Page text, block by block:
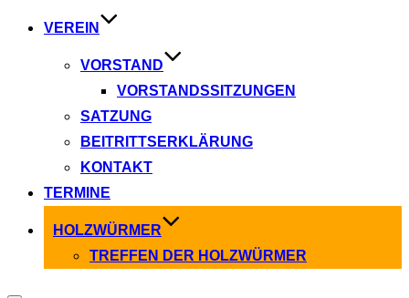
VEREIN
VORSTAND
VORSTANDSSITZUNGEN
SATZUNG
BEITRITTSERKLÄRUNG
KONTAKT
TERMINE
HOLZWÜRMER
TREFFEN DER HOLZWÜRMER